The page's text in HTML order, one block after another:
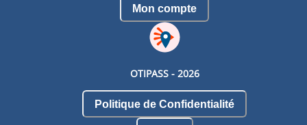
Mon compte
OTIPASS - 2026
Politique de Confidentialité